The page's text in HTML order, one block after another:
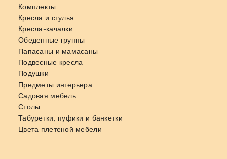
Комплекты
Кресла и стулья
Кресла-качалки
Обеденные группы
Папасаны и мамасаны
Подвесные кресла
Подушки
Предметы интерьера
Садовая мебель
Столы
Табуретки, пуфики и банкетки
Цвета плетеной мебели